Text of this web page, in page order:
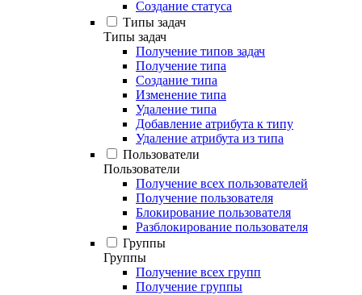
Создание статуса
Типы задач
Типы задач
Получение типов задач
Получение типа
Создание типа
Изменение типа
Удаление типа
Добавление атрибута к типу
Удаление атрибута из типа
Пользователи
Пользователи
Получение всех пользователей
Получение пользователя
Блокирование пользователя
Разблокирование пользователя
Группы
Группы
Получение всех групп
Получение группы